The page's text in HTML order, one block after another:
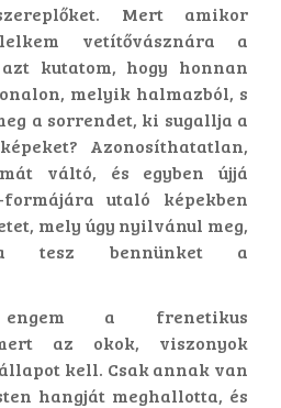
Mert amikor
vetítővásznára a
kutatom, hogy honnan
melyik halmazból, s
a sorrendet, ki sugallja a
Azonosíthatatlan,
váltó, és egyben újjá
utaló képekben
mely úgy nyilvánul meg,
tesz bennünket a
a frenetikus
az okok, viszonyok
kell. Csak annak van
hangját meghallotta, és